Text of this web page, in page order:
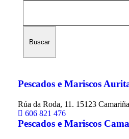
Buscar
Pescados e Mariscos
Rúa da Roda, 11. 15123
606 821 476
Pescados e Mariscos